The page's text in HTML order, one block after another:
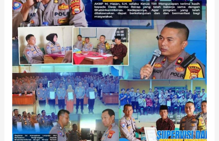
Antar
Bhabinkamtibmas
Rimbo
Recap
Raih
Penghargaan